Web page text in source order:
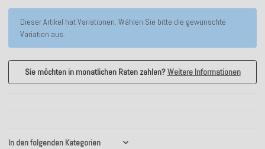
In den folgenden Kategorien
xDieser Artikel hat Variationen. Wählen Sie bitte die gewünschte
Variation aus.
Sie möchten in monatlichen Raten zahlen?Weitere Informationen